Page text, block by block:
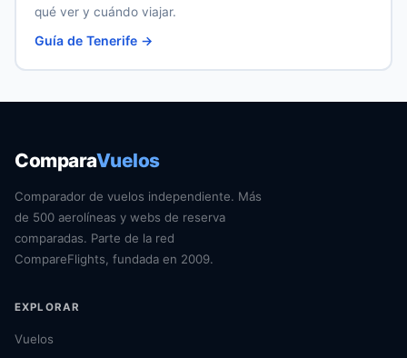
qué ver y cuándo viajar.
Guía de Tenerife →
ComparaVuelos
Comparador de vuelos independiente. Más
de 500 aerolíneas y webs de reserva
comparadas. Parte de la red
CompareFlights, fundada en 2009.
EXPLORAR
Vuelos